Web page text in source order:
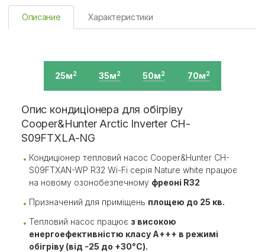
Описание Характеристики
25м2 35м2 50м2 70м2
Опис кондиціонера для обігріву
Cooper&Hunter Arctic Inverter CH-
S09FTXLA-NG
Кондиціонер тепловий насос Cooper&Hunter CH-
S09FTXAN-WP R32 Wi-Fi серія Nature white працює
на новому озонобезпечному фреоні R32
Призначений для приміщень площею до 25 кв.
Тепловий насос працює з високою
енергоефективністю класу A+++ в режимі
обігріву (від -25 до +30°С).